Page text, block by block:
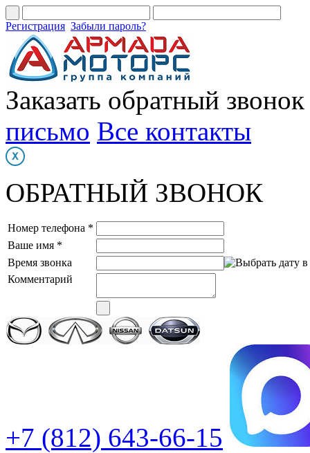
Регистрация Забыли пароль?
Заказать обратный звонок
письмо Все контакты
ОБРАТНЫЙ ЗВОНОК
Номер телефона *
Ваше имя *
Время звонка
Комментарий
+7 (812) 643-66-15